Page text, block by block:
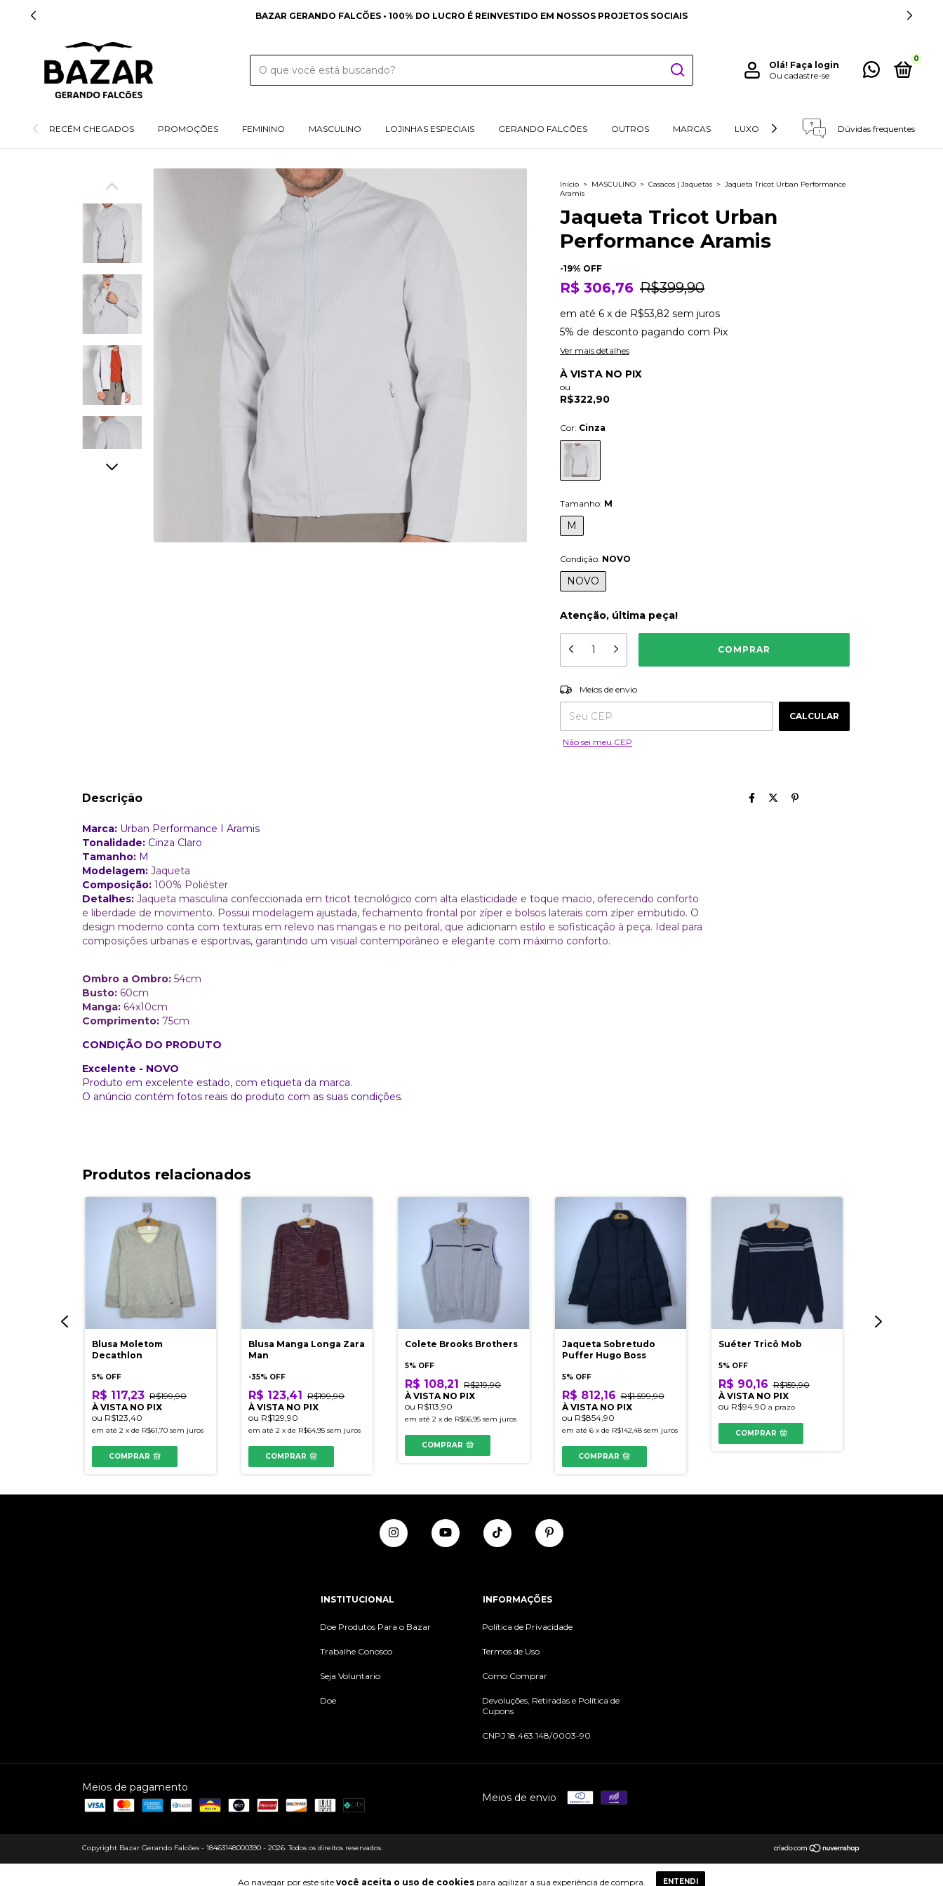
BAZAR GERANDO FALCÕES • 100% DO LUCRO É REINVESTIDO EM NOSSOS PROJETOS SOCIAIS
Olá! Faça login
Ou cadastre-se
0
RECÉM CHEGADOS PROMOÇÕES FEMININO MASCULINO LOJINHAS ESPECIAIS GERANDO FALCÕES OUTROS MARCAS LUXO RETIRADAS E DEVOLUÇÕES
Dúvidas frequentes
Ao navegar por este site você aceita o uso de cookies para agilizar a sua experiência de compra. ENTENDI
Início > MASCULINO > Casacos | Jaquetas > Jaqueta Tricot Urban Performance
Aramis
Jaqueta Tricot Urban
Performance Aramis
-19% OFF
R$ 306,76 R$399,90
em até 6 x de R$53,82 sem juros
5% de desconto pagando com Pix
Ver mais detalhes
À VISTA NO PIX
ou
R$322,90
Cor: Cinza
Tamanho: M
M
Condição: NOVO
NOVO
Atenção, última peça!
Entregas para o CEP:
Meios de envio
CALCULAR
Não sei meu CEP
Descrição
Marca: Urban Performance I Aramis
Tonalidade: Cinza Claro
Tamanho: M
Modelagem: Jaqueta
Composição: 100% Poliéster
Detalhes: Jaqueta masculina confeccionada em tricot tecnológico com alta elasticidade e toque macio, oferecendo conforto
e liberdade de movimento. Possui modelagem ajustada, fechamento frontal por zíper e bolsos laterais com zíper embutido. O
design moderno conta com texturas em relevo nas mangas e no peitoral, que adicionam estilo e sofisticação à peça. Ideal para
composições urbanas e esportivas, garantindo um visual contemporâneo e elegante com máximo conforto.
Ombro a Ombro: 54cm
Busto: 60cm
Manga: 64x10cm
Comprimento: 75cm
CONDIÇÃO DO PRODUTO
Excelente - NOVO
Produto em excelente estado, com etiqueta da marca.
O anúncio contém fotos reais do produto com as suas condições.
Produtos relacionados
Blusa Moletom
Decathlon
5% OFF
R$ 117,23 R$199,90
À VISTA NO PIX
ou R$123,40
em até 2 x de R$61,70 sem juros
COMPRAR
Blusa Manga Longa Zara
Man
-35% OFF
R$ 123,41 R$199,90
À VISTA NO PIX
ou R$129,90
em até2 xde R$64,95 sem juros
COMPRAR
Colete Brooks Brothers
5% OFF
R$ 108,21 R$219,90
À VISTA NO PIX
ou R$113,90
em até2 xde R$56,95 sem juros
COMPRAR
Jaqueta Sobretudo
Puffer Hugo Boss
5% OFF
R$ 812,16 R$1.599,90
À VISTA NO PIX
ou R$854,90
em até 6 x de R$142,48 sem juros
COMPRAR
Suéter Tricô Mob
5% OFF
R$ 90,16 R$159,90
À VISTA NO PIX
ou R$94,90 a prazo
COMPRAR
INSTITUCIONAL
Doe Produtos Para o Bazar
Trabalhe Conosco
Seja Voluntario
Doe
INFORMAÇÕES
Política de Privacidade
Termos de Uso
Como Comprar
Devoluções, Retiradas e Política de
Cupons
CNPJ 18.463.148/0003-90
Meios de pagamento
Meios de envio
Copyright Bazar Gerando Falcões - 18463148000390 - 2026. Todos os direitos reservados.